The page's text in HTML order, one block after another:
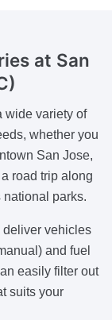
at San
wide variety of
whether you
San Jose,
road trip along
parks.
deliver vehicles
and fuel
easily filter out
suits your